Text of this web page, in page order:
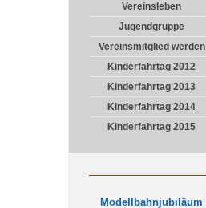
Vereinsleben
Jugendgruppe
Vereinsmitglied werden
Kinderfahrtag 2012
Kinderfahrtag 2013
Kinderfahrtag 2014
Kinderfahrtag 2015
Modellbahnjubiläum